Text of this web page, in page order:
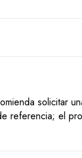
solicitar
referencia; el